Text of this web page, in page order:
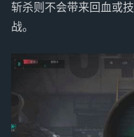
斩杀则不会带来回血或
战。